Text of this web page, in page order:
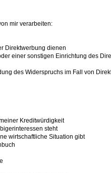
mir verarbeiten:
Direktwerbung dienen
einer sonstigen Einrichtung des
des Widerspruchs im Fall von
Kreditwürdigkeit
steht
wirtschaftliche Situation gibt